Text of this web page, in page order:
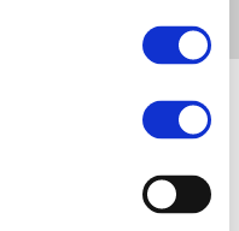
se på:
kommer på